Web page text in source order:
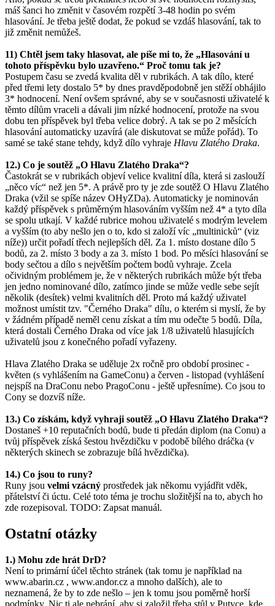
máš šanci ho změnit v časovém rozpětí 3-48 hodin po svém
hlasování. Je třeba ještě dodat, že pokud se vzdáš hlasování, tak to
již změnit nemůžeš.
11) Chtěl jsem taky hlasovat, ale píše mi to, že „Hlasování u
tohoto příspěvku bylo uzavřeno.“ Proč tomu tak je?
Postupem času se zvedá kvalita děl v rubrikách. A tak dílo, které
před třemi lety dostalo 5* by dnes pravděpodobně jen stěží obhájilo
3* hodnocení. Není ovšem správné, aby se v současnosti uživatelé k
těmto dílům vraceli a dávali jim nízké hodnocení, protože na svou
dobu ten příspěvek byl třeba velice dobrý. A tak se po 2 měsících
hlasování automaticky uzavírá (ale diskutovat se může pořád). To
samé se také stane tehdy, když dílo vyhraje Hlavu Zlatého Draka.
12.) Co je soutěž „O Hlavu Zlatého Draka“?
Častokrát se v rubrikách objeví velice kvalitní díla, která si zaslouží
„něco víc“ než jen 5*. A právě pro ty je zde soutěž O Hlavu Zlatého
Draka (vžil se spíše název OHyZDa). Automaticky je nominován
každý příspěvek s průměrným hlasováním vyšším než 4* a tyto díla
se spolu utkají. V každé rubrice mohou uživatelé s modrým levelem
a vyšším (to aby nešlo jen o to, kdo si založí víc „multinicků“ (viz
níže)) určit pořadí třech nejlepších děl. Za 1. místo dostane dílo 5
bodů, za 2. místo 3 body a za 3. místo 1 bod. Po měsíci hlasování se
body sečtou a dílo s největším počtem bodů vyhraje. Zcela
očividným problémem je, že v některých rubrikách může být třeba
jen jedno nominované dílo, zatímco jinde se může vedle sebe sejít
několik (desítek) velmi kvalitních děl. Proto má každý uživatel
možnost umístit tzv. "Černého Draka" dílu, o kterém si myslí, že by
v žádném případě neměl cenu získat a tím mu odečte 5 bodů. Díla,
která dostali Černého Draka od více jak 1/8 uživatelů hlasujících
uživatelů jsou z konečného pořadí vyřazeny.
Hlava Zlatého Draka se uděluje 2x ročně pro období prosinec -
květen (s vyhlášením na GameConu) a červen - listopad (vyhlášení
nejspíš na DraConu nebo PragoConu - ještě upřesníme). Co jsou to
Cony se dozvíš níže.
13.) Co získám, když vyhraji soutěž „O Hlavu Zlatého Draka“?
Dostaneš +10 reputačních bodů, bude ti předán diplom (na Conu) a
tvůj příspěvek získá šestou hvězdičku v podobě bílého dráčka (v
některých skinech se zobrazuje bílá hvězdička).
14.) Co jsou to runy?
Runy jsou velmi vzácný prostředek jak někomu vyjádřit vděk,
přátelství či úctu. Celé toto téma je trochu složitější na to, abych ho
zde rozepisoval. TODO: Zapsat manuál.
Ostatní otázky
1.) Mohu zde hrát DrD?
Není to primární účel těchto stránek (tak tomu je například na
www.abarin.cz , www.andor.cz a mnoho dalších), ale to
neznamená, že by to zde nešlo – jen k tomu jsou poměrně horší